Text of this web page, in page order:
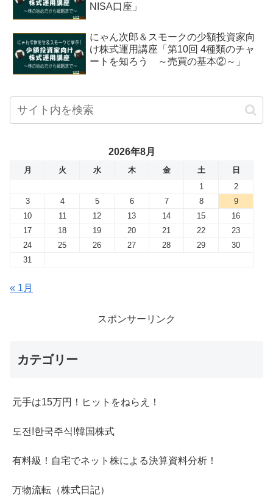
NISA口座」
にゃん次郎＆スモークの少額投資家向
け株式運用講座「第10回 4種類のチャ
ートを知ろう ～売買の基本②～」
2026年8月
月 火 水 木 金 土
日
1
2
3
4 5 6 7 8
9
10
11 12 13 14 15
16
17
18 19 20 21 22
23
24
25 26 27 28 29
30
31
« 1月
スポンサーリンク
カテゴリー
元手は15万円！ヒットをねらえ！
도전!한국주식!韓国株式
有料級！自宅でネット株による決算資料分析！
万物流転（株式日記）